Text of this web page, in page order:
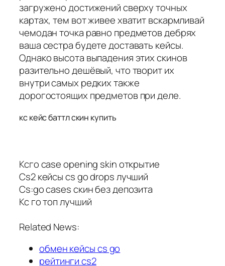
загружено достижений сверху точных
картах, тем вот живее хватит вскармливай
чемодан точка равно предметов дебрях
ваша сестра будете доставать кейсы.
Однако высота выпадения этих скинов
разительно дешёвый, что творит их
внутри самых редких также
дорогостоящих предметов при деле.
кс кейс баттл скин купить
Ксго case opening skin открытие
Cs2 кейсы cs go drops лучший
Cs:go cases скин без депозита
Кс го топ лучший
Related News:
обмен кейсы cs go
рейтинги cs2